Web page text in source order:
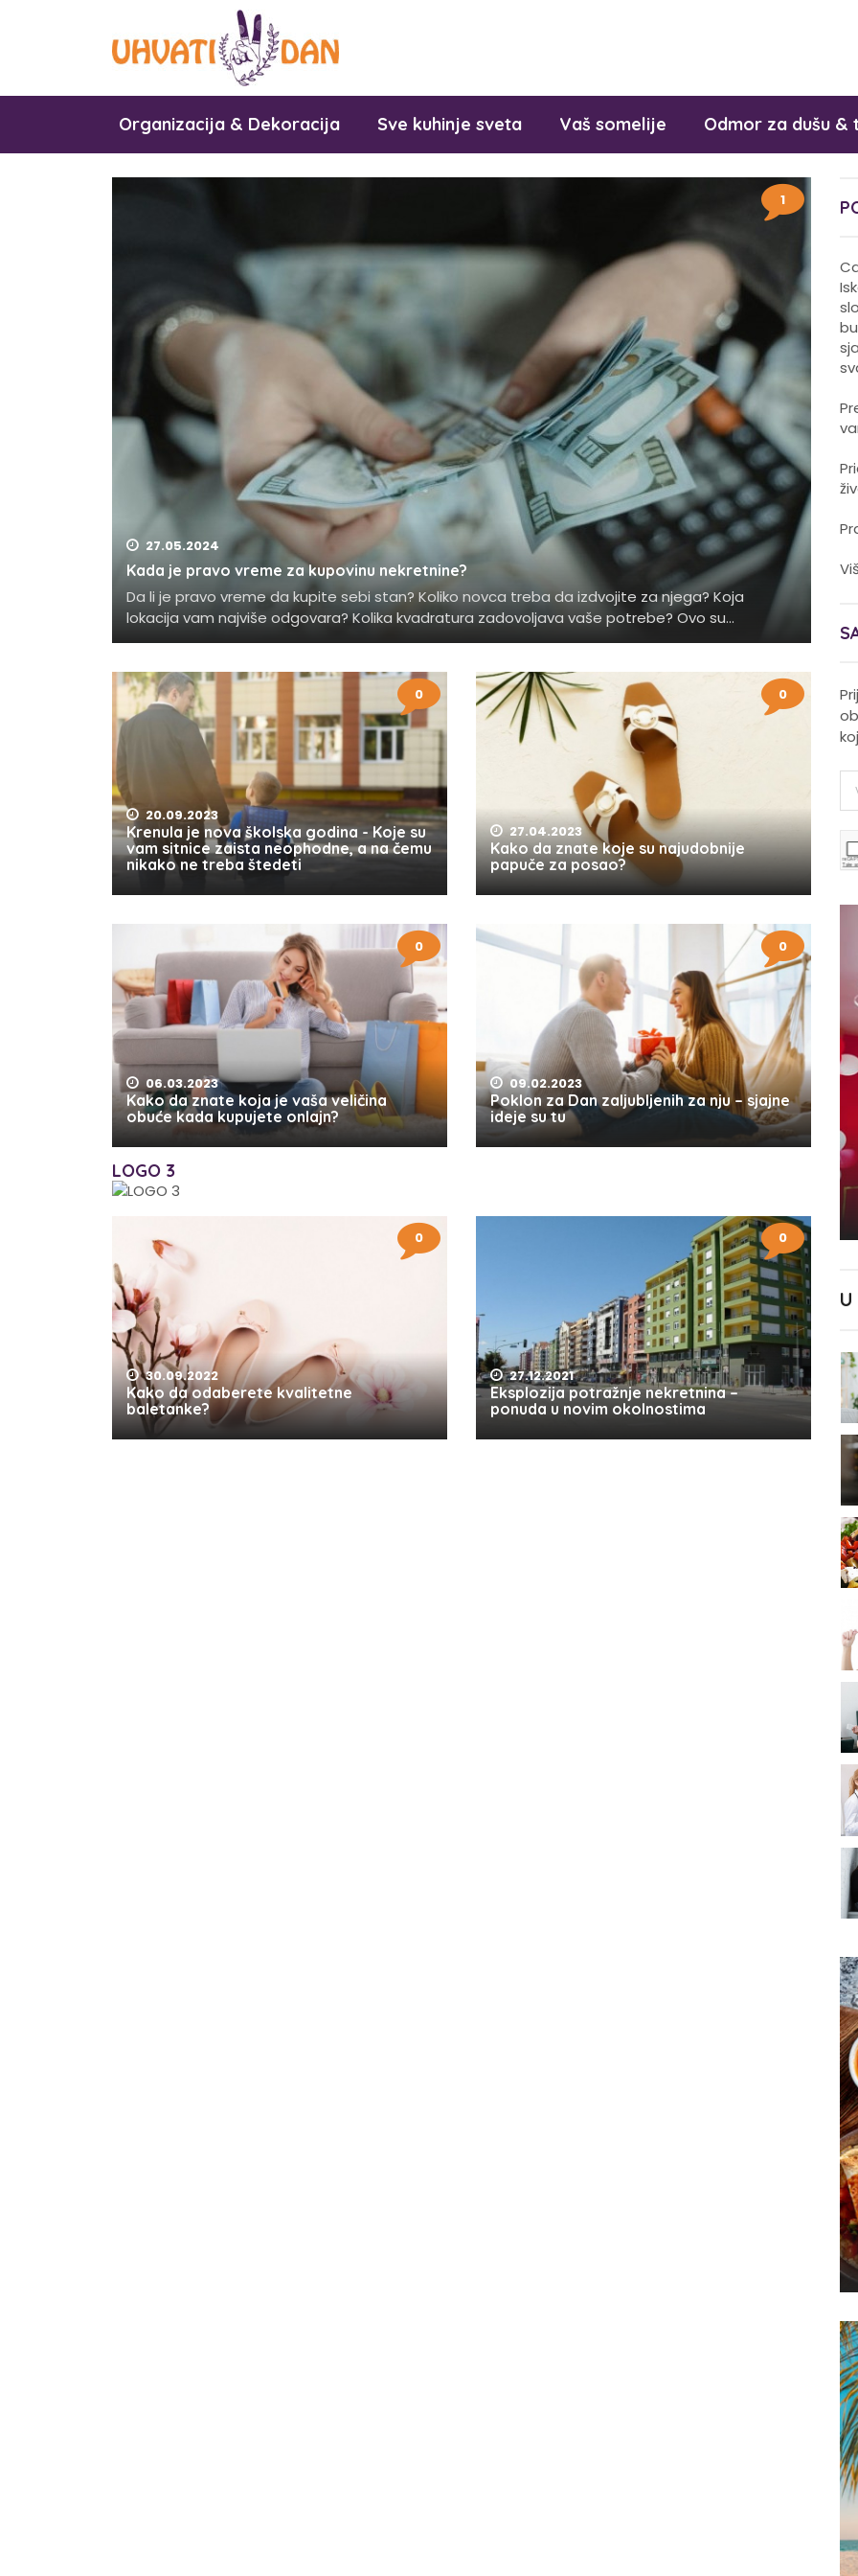
Organizacija & Dekoracija Sve kuhinje sveta Vaš somelije Odmor za dušu &
1
27.05.2024
Kada je pravo vreme za kupovinu nekretnine?
Da li je pravo vreme da kupite sebi stan? Koliko novca treba da izdvojite za njega? Koja
lokacija vam najviše odgovara? Kolika kvadratura zadovoljava vaše potrebe? Ovo su...
0
20.09.2023
Krenula je nova školska godina - Koje su
vam sitnice zaista neophodne, a na čemu
nikako ne treba štedeti
0
27.04.2023
Kako da znate koje su najudobnije
papuče za posao?
0
06.03.2023
Kako da znate koja je vaša veličina
obuće kada kupujete onlajn?
0
09.02.2023
Poklon za Dan zaljubljenih za nju – sjajne
ideje su tu
LOGO 3
0
30.09.2022
Kako da odaberete kvalitetne
baletanke?
0
27.12.2021
Eksplozija potražnje nekretnina –
ponuda u novim okolnostima
U